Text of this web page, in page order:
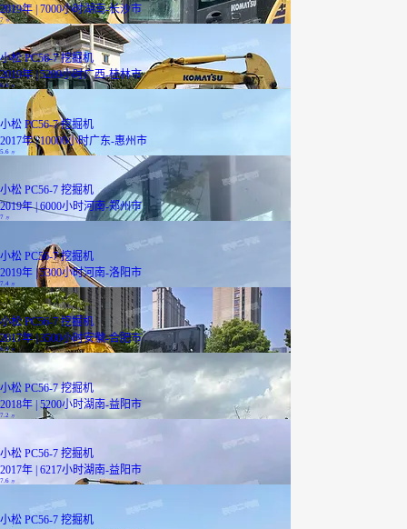
2019年 | 7000小时湖南-长沙市
7万
小松 PC56-7 挖掘机
2019年 | 5289小时广西-桂林市
6.6万
小松 PC56-7 挖掘机
2017年 | 10000小时广东-惠州市
5.6
小松 PC56-7 挖掘机
2019年 | 6000小时河南-郑州市
7 万
小松 PC56-7 挖掘机
2019年 | 5300小时河南-洛阳市
7.4
小松 PC56-7 挖掘机
2017年 | 3500小时安徽-合肥市
6.8 万
小松 PC56-7 挖掘机
2018年 | 5200小时湖南-益阳市
7.2
小松 PC56-7 挖掘机
2017年 | 6217小时湖南-益阳市
7.6 万
小松 PC56-7 挖掘机